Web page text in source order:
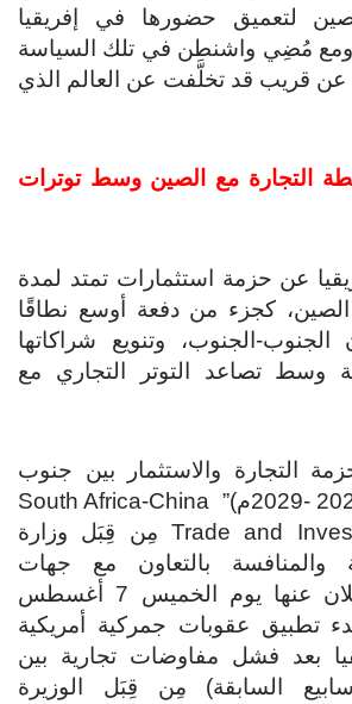
لتعميق حضورها في إفريقيا
مُضِي واشنطن في تلك السياسة
عن قريب قد تخلَّفت عن العالم الذي
التجارة مع الصين وسط توترات
عن حزمة استثمارات تمتد لمدة
كجزء من دفعة أوسع نطاقًا
الجنوب، وتنويع شراكاتها
وسط تصاعد التوتر التجاري مع
التجارة والاستثمار بين جنوب
إفريقيا والصين (2025 -2029م)” South Africa-China
Trade and Investment Package مِن قِبَل وزارة
والمنافسة بالتعاون مع جهات
صناعية، وتم الإعلان عنها يوم الخميس 7 أغسطس
تطبيق عقوبات جمركية أمريكية
بعد فشل مفاوضات تجارية بين
السابقة) مِن قِبَل الوزيرة